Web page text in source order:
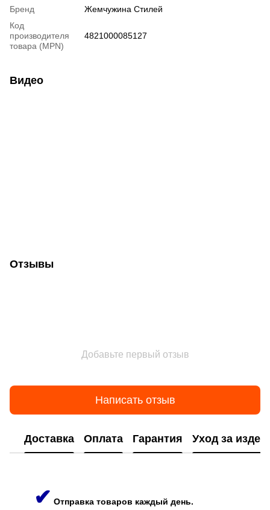
Бренд
Жемчужина Стилей
Код
производителя
товара (MPN)
4821000085127
Видео
Отзывы
Добавьте первый отзыв
Написать отзыв
Доставка Оплата Гарантия Уход за
✔ Отправка товаров каждый день.